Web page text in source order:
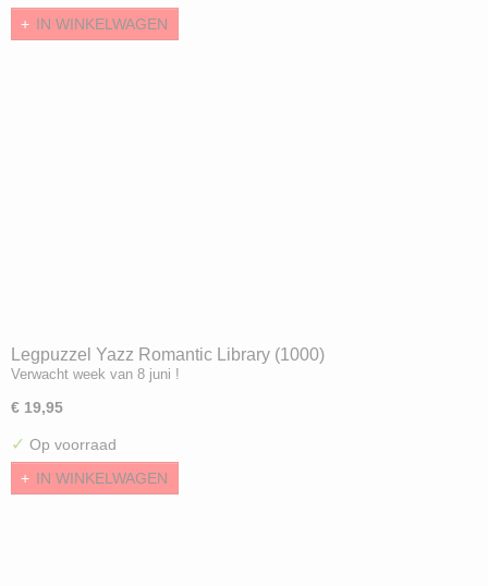
IN WINKELWAGEN
Legpuzzel Yazz Romantic Library (1000)
Verwacht week van 8 juni !
€ 19,95
✓ Op voorraad
IN WINKELWAGEN